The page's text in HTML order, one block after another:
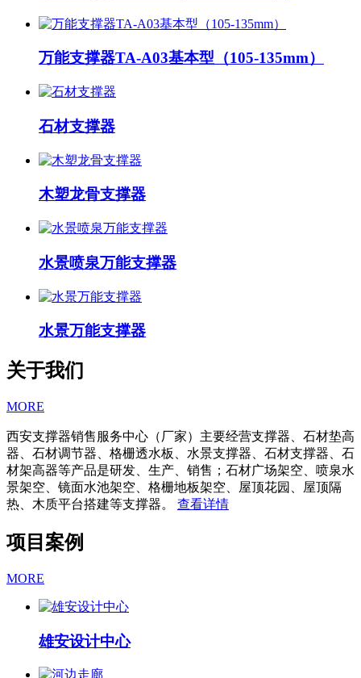
万能支撑器TA-A03基本型（105-135mm）
石材支撑器
木塑龙骨支撑器
水景喷泉万能支撑器
水景万能支撑器
关于我们
MORE
西安支撑器销售服务中心（厂家）主要经营支撑器、石材垫高
器、石材调节器、格栅透水板、水景支撑器、石材支撑器、石
材架高器等产品是研发、生产、销售；石材广场架空、喷泉水
景架空、镜面水池架空、格栅地板架空、屋顶花园、屋顶隔
热、木质平台搭建等支撑器。 查看详情
项目案例
MORE
雄安设计中心